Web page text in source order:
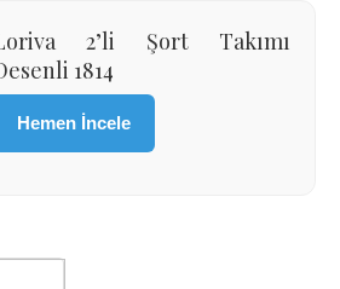
2’li Şort Takımı
1814
Hemen İncele